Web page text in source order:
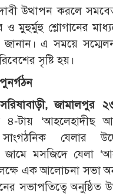
দাবী উত্থাপন করলে
মুহুর্মুহু শ্লোগানের
জানান। এ সময়ে
সৃষ্টি হয়।
জামালপুর
টায় ‘আহলেহাদীছ
যেলার
জামে মসজিদে যেলা
এক আলোচনা সভা
সভাপতিত্বে অনুষ্ঠিত